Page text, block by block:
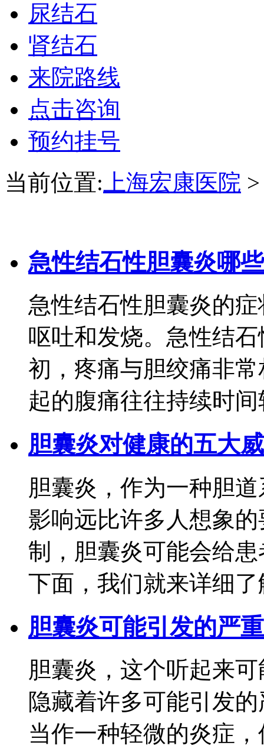
尿结石
肾结石
来院路线
点击咨询
预约挂号
当前位置: 上海宏康医院
急性结石性胆囊炎哪
急性结石性胆囊炎的
呕吐和发烧。急性结
初，疼痛与胆绞痛非
起的腹痛往往持续时间
胆囊炎对健康的五大
胆囊炎，作为一种胆
影响远比许多人想象
制，胆囊炎可能会给
下面，我们就来详细了
胆囊炎可能引发的严
胆囊炎，这个听起来
隐藏着许多可能引发
当作一种轻微的炎症